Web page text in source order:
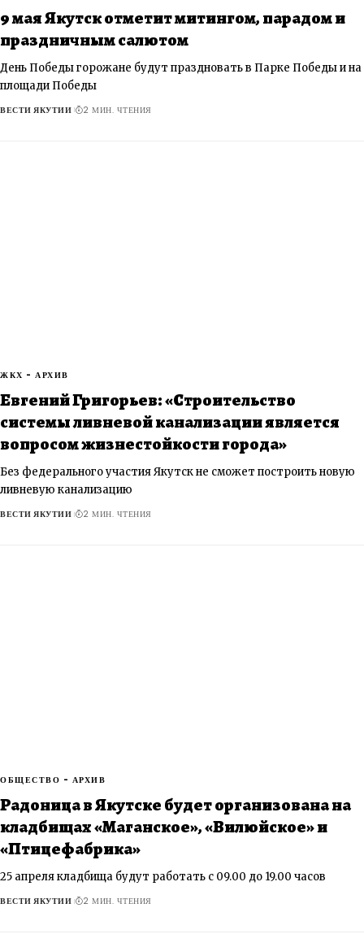
9 мая Якутск отметит митингом, парадом и
праздничным салютом
День Победы горожане будут праздновать в Парке Победы и на
площади Победы
ВЕСТИ ЯКУТИИ 2 МИН. ЧТЕНИЯ
ЖКХ - АРХИВ
Евгений Григорьев: «Строительство
системы ливневой канализации является
вопросом жизнестойкости города»
Без федерального участия Якутск не сможет построить новую
ливневую канализацию
ВЕСТИ ЯКУТИИ 2 МИН. ЧТЕНИЯ
ОБЩЕСТВО - АРХИВ
Радоница в Якутске будет организована на
кладбищах «Маганское», «Вилюйское» и
«Птицефабрика»
25 апреля кладбища будут работать с 09.00 до 19.00 часов
ВЕСТИ ЯКУТИИ 2 МИН. ЧТЕНИЯ